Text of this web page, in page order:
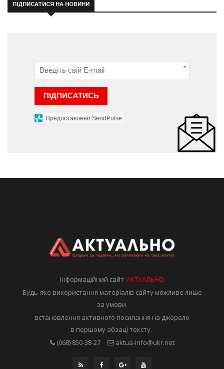
ПІДПИСАТИСЯ НА НОВИНИ
*
ПІДПИСАТИСЬ
Предоставлено SendPulse
Інформаційний сайтАКТУАЛЬНО
Будь-яке використання матеріалів сайту можливе лише
за умови
встановлення активного посилання на джерело
в першому абзаці тексту.
(068) 850-38-27
aktua-info@ukr.net